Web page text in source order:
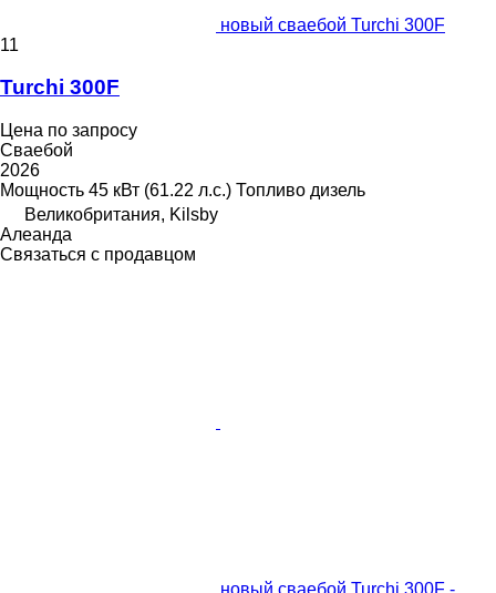
новый сваебой Turchi 300F
11
Turchi 300F
Цена по запросу
Сваебой
2026
Мощность 45 кВт (61.22 л.с.) Топливо дизель
Великобритания, Kilsby
Алеанда
Связаться с продавцом